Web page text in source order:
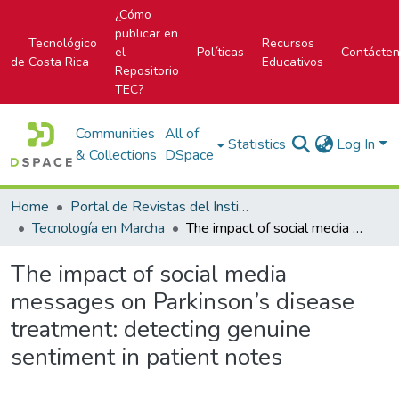
Tecnológico
de Costa Rica
¿Cómo
publicar en
el
Repositorio
TEC?
Políticas
Recursos
Educativos
Communities
& Collections
All of
DSpace
Statistics Log In
Home
Portal de Revistas del Instituto Tecnológico de Costa Rica
Tecnología en Marcha
The impact of social media messages on Parkinson’s disease treatment: detecting genuine sentiment in patient notes
The impact of social media
messages on Parkinson’s disease
treatment: detecting genuine
sentiment in patient notes